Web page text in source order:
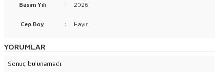
Basım Yılı : 2026
Cep Boy : Hayır
YORUMLAR
Sonuç bulunamadı.